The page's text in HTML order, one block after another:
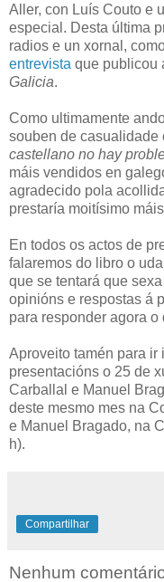
Aller, con Luís Couto e
especial. Desta última
radios e un xornal,
entrevista que publicou
Galicia.
Como ultimamente
souben de casualidade
castellano no hay
máis vendidos en
agradecido pola
prestaría moitísimo
En todos os actos de
falaremos do libro o
que se tentará que
opinións e respostas á
para responder agora
Aproveito tamén para ir
presentacións o 25 de
Carballal e Manuel
deste mesmo mes na
e Manuel Bragado, na
h).
Compartilhar
Nenhum